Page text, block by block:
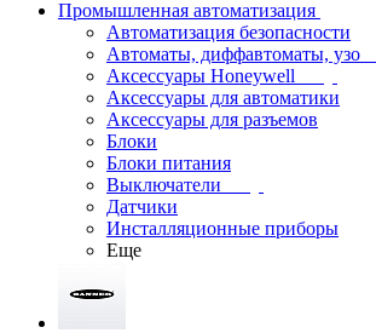
Промышленная автоматизация
Автоматизация безопасности
Автоматы, диффавтоматы, узо
Аксессуары Honeywell
Аксессуары для автоматики
Аксессуары для разъемов
Блоки
Блоки питания
Выключатели
Датчики
Инсталляционные приборы
Еще